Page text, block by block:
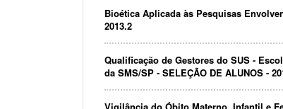
Bioética Aplicada às Pesquisas
2013.2
Qualificação de Gestores do SUS -
da SMS/SP - SELEÇÃO DE ALUNOS -